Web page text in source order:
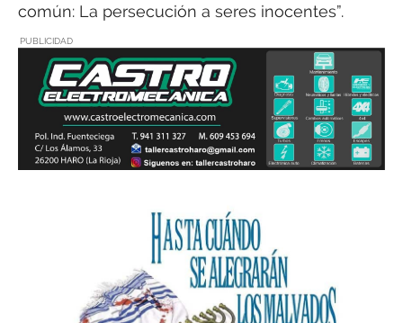
común: La persecución a seres inocentes”.
PUBLICIDAD